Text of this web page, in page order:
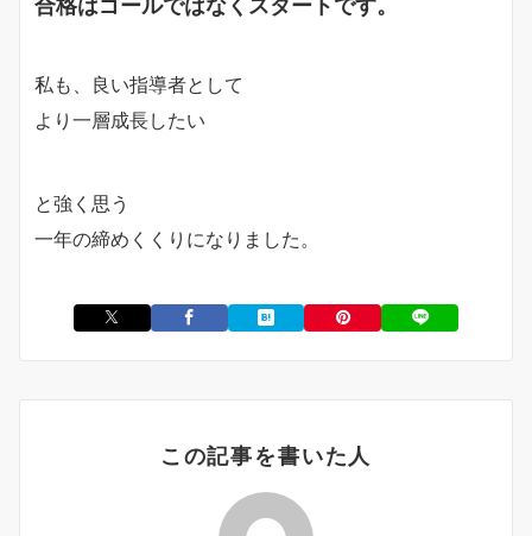
私も、良い指導者として
より一層成長したい
と強く思う
一年の締めくくりになりました。
この記事を書いた人